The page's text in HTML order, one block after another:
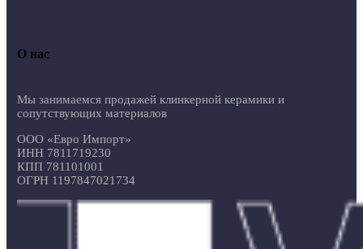
О нас
Мы занимаемся продажей клинкерной керамики и
сопутствующих материалов
ООО «Евро Импорт»
ИНН 7811719230
КПП 781101001
ОГРН 1197847021734